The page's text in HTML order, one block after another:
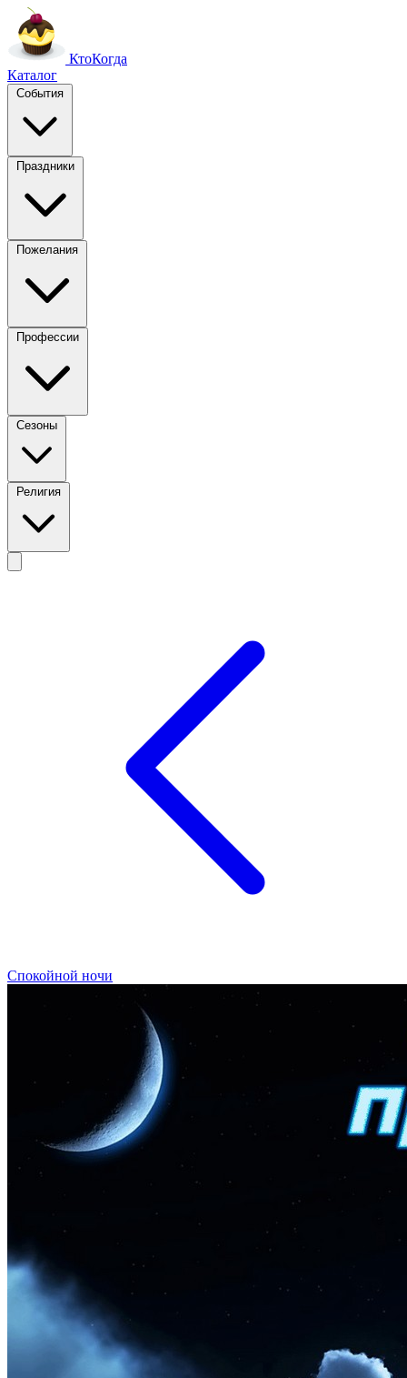
КтоКогда
Каталог
События
Праздники
Пожелания
Профессии
Сезоны
Религия
Спокойной ночи